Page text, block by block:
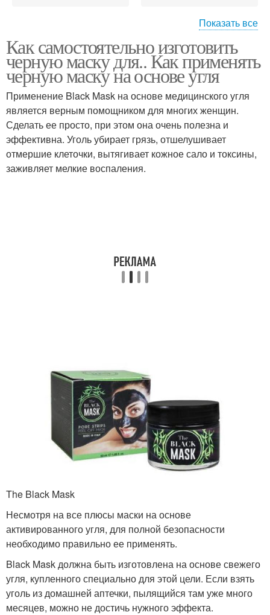
активированным углем
Маски от черных точек
Медовая маска
Маска из
активированного угля
Показать все
Как самостоятельно изготовить
черную маску для.. Как применять
черную маску на основе угля
Применение Black Mask на основе медицинского угля
является верным помощником для многих женщин.
Сделать ее просто, при этом она очень полезна и
эффективна. Уголь убирает грязь, отшелушивает
отмершие клеточки, вытягивает кожное сало и токсины,
заживляет мелкие воспаления.
The Black Mask
Несмотря на все плюсы маски на основе
активированного угля, для полной безопасности
необходимо правильно ее применять.
Black Mask должна быть изготовлена на основе свежего
угля, купленного специально для этой цели. Если взять
уголь из домашней аптечки, пылящийся там уже много
месяцев, можно не достичь нужного эффекта.